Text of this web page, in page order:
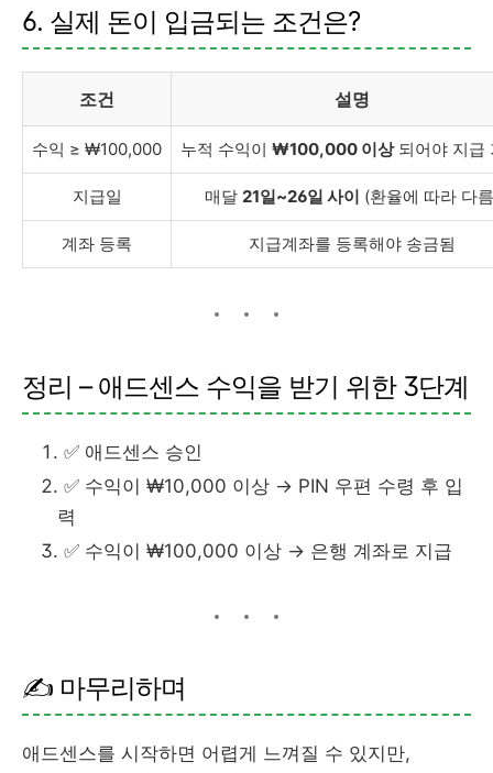
6. 실제 돈이 입금되는 조건은?
조건 설명
수익 ≥ ₩100,000 누적 수익이 ₩100,000 이상되어야 지급
지급일 매달 21일~26일 사이 (환율에 따라 다
계좌 등록 지급계좌를 등록해야 송금됨
정리 – 애드센스 수익을 받기 위한 3단계
✅ 애드센스 승인
✅ 수익이 ₩10,000 이상 → PIN 우편 수령 후 입
력
✅ 수익이 ₩100,000 이상 → 은행 계좌로 지급
✍️ 마무리하며
애드센스를 시작하면 어렵게 느껴질 수 있지만,